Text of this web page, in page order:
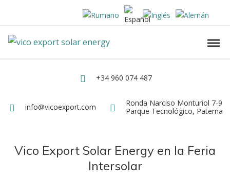
Vico Export Solar Energy
Teléfono
+34 960 074 487
Email
info@vicoexport.com Dirección
Ronda Narciso Monturiol 7-9
Parque Tecnológico, Paterna
Vico Export Solar Energy en la Feria
Intersolar